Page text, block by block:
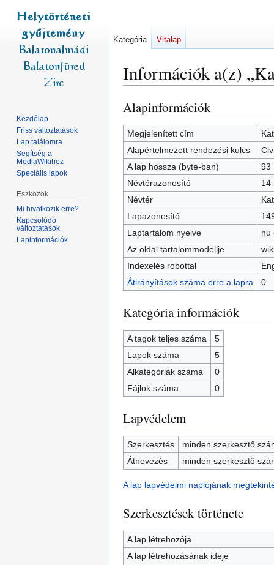
Információk a(z)
Ugrás
a
navigációhoz
Ugrás
a
kereséshez
Alapinformációk
Megjelenített cím
Alapértelmezett rendezési kulcs
A lap hossza (byte-ban)
93
Névtérazonosító
14
Névtér
Lapazonosító
Laptartalom nyelve
hu
Az oldal tartalommodellje
Indexelés robottal
Átirányítások száma erre a lapra
0
Kategória információk
A tagok teljes száma
5
Lapok száma
5
Alkategóriák száma
0
Fájlok száma
0
Lapvédelem
Szerkesztés
minden szerkesztő
Átnevezés
minden szerkesztő
A lap lapvédelmi naplójának
Szerkesztések története
A lap létrehozója
A lap létrehozásának ideje
Kategória Vitalap
Kezdőlap
Friss változtatások
Lap találomra
Segítség a
MediaWikihez
Speciális lapok
Eszközök
Mi hivatkozik erre?
Kapcsolódó
változtatások
Lapinformációk